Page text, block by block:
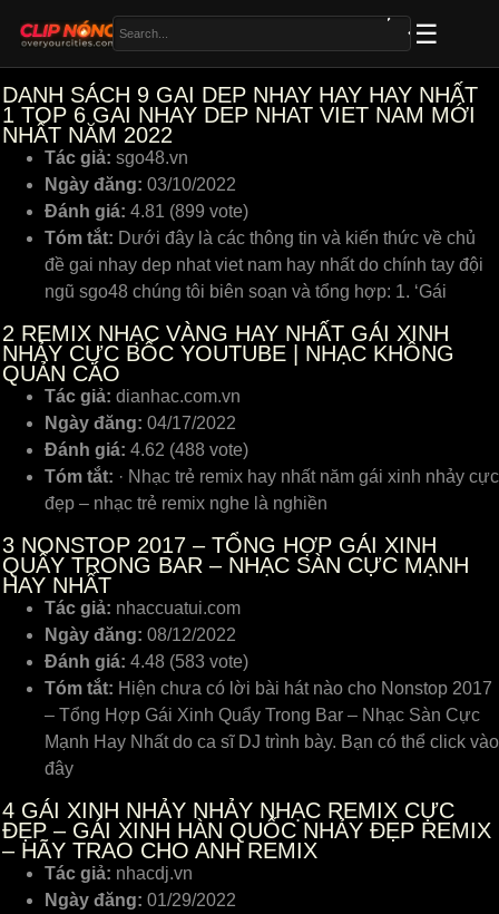
DANH SÁCH 9 GAI DEP NHAY HAY HAY NHẤT
1 TOP 6 GAI NHAY DEP NHAT VIET NAM MỚI
NHẤT NĂM 2022
Tác giả: sgo48.vn
Ngày đăng: 03/10/2022
Đánh giá: 4.81 (899 vote)
Tóm tắt: Dưới đây là các thông tin và kiến thức về chủ
đề gai nhay dep nhat viet nam hay nhất do chính tay đội
ngũ sgo48 chúng tôi biên soạn và tổng hợp: 1. ‘Gái
2 REMIX NHẠC VÀNG HAY NHẤT GÁI XINH
NHẢY CỰC BỐC YOUTUBE | NHẠC KHÔNG
QUẢN CÁO
Tác giả: dianhac.com.vn
Ngày đăng: 04/17/2022
Đánh giá: 4.62 (488 vote)
Tóm tắt: · Nhạc trẻ remix hay nhất năm gái xinh nhảy cực
đẹp – nhạc trẻ remix nghe là nghiền
3 NONSTOP 2017 – TỔNG HỢP GÁI XINH
QUẨY TRONG BAR – NHẠC SÀN CỰC MẠNH
HAY NHẤT
Tác giả: nhaccuatui.com
Ngày đăng: 08/12/2022
Đánh giá: 4.48 (583 vote)
Tóm tắt: Hiện chưa có lời bài hát nào cho Nonstop 2017
– Tổng Hợp Gái Xinh Quẩy Trong Bar – Nhạc Sàn Cực
Mạnh Hay Nhất do ca sĩ DJ trình bày. Bạn có thể click vào
đây
4 GÁI XINH NHẢY NHẢY NHẠC REMIX CỰC
ĐẸP – GÁI XINH HÀN QUỐC NHẢY ĐẸP REMIX
– HÃY TRAO CHO ANH REMIX
Tác giả: nhacdj.vn
Ngày đăng: 01/29/2022